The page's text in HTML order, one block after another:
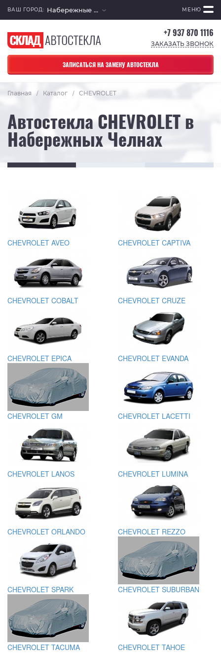
ВАШ ГОРОД: Набережные Челны МЕНЮ
+7 937 870 1116
ЗАКАЗАТЬ ЗВОНОК
ЗАПИСАТЬСЯ НА ЗАМЕНУ АВТОСТЕКЛА
Главная / Каталог / CHEVROLET
Автостекла CHEVROLET в
Набережных Челнах
CHEVROLET AVEO CHEVROLET CAPTIVA
CHEVROLET COBALT CHEVROLET CRUZE
CHEVROLET EPICA CHEVROLET EVANDA
CHEVROLET GM CHEVROLET LACETTI
CHEVROLET LANOS CHEVROLET LUMINA
CHEVROLET ORLANDO CHEVROLET REZZO
CHEVROLET SPARK CHEVROLET SUBURBAN
CHEVROLET TACUMA CHEVROLET TAHOE